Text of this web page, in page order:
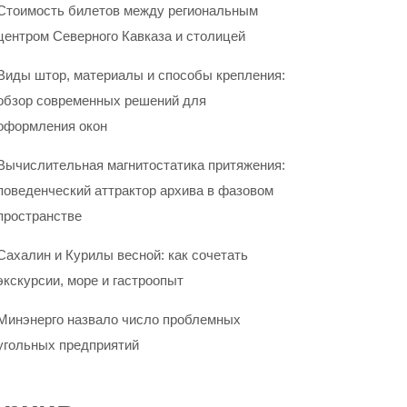
билетов между региональным
Северного Кавказа и столицей
штор, материалы и способы крепления:
современных решений для
окон
магнитостатика притяжения:
аттрактор архива в фазовом
и Курилы весной: как сочетать
море и гастроопыт
назвало число проблемных
предприятий